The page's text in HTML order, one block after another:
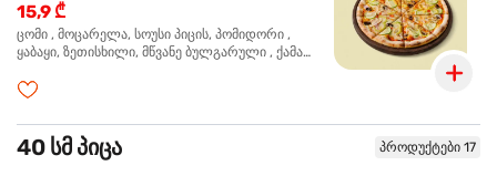
15,9 ₾
ცომი , მოცარელა, სოუსი პიცის, პომიდორი ,
ყაბაყი, ზეთისხილი, მწვანე ბულგარული , ქამა
40 სმ პიცა პროდუქტები 17